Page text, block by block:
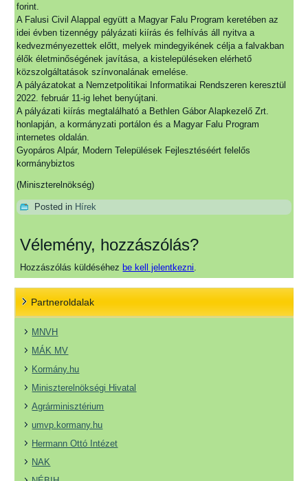
forint.
A Falusi Civil Alappal együtt a Magyar Falu Program keretében az
idei évben tizennégy pályázati kiírás és felhívás áll nyitva a
kedvezményezettek előtt, melyek mindegyikének célja a falvakban
élők életminőségének javítása, a kistelepüléseken elérhető
közszolgáltatások színvonalának emelése.
A pályázatokat a Nemzetpolitikai Informatikai Rendszeren keresztül
2022. február 11-ig lehet benyújtani.
A pályázati kiírás megtalálható a Bethlen Gábor Alapkezelő Zrt.
honlapján, a kormányzati portálon és a Magyar Falu Program
internetes oldalán.
Gyopáros Alpár, Modern Települések Fejlesztéséért felelős
kormánybiztos
(Miniszterelnökség)
Posted in Hírek
Vélemény, hozzászólás?
Hozzászólás küldéséhez be kell jelentkezni.
Partneroldalak
MNVH
MÁK MV
Kormány.hu
Miniszterelnökségi Hivatal
Agrárminisztérium
umvp.kormany.hu
Hermann Ottó Intézet
NAK